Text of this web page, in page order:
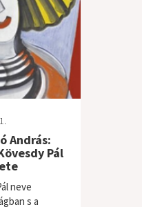
András:
Pál
neve
s a